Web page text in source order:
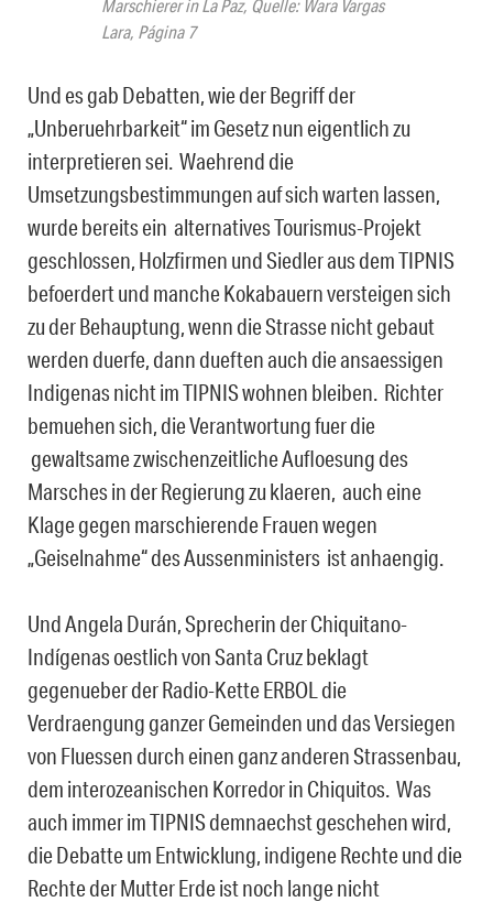
Marschierer in La Paz, Quelle: Wara Vargas
Lara, Página 7
Und es gab Debatten, wie der Begriff der
„Unberuehrbarkeit“ im Gesetz nun eigentlich zu
interpretieren sei. Waehrend die
Umsetzungsbestimmungen auf sich warten lassen,
wurde bereits ein alternatives Tourismus-Projekt
geschlossen, Holzfirmen und Siedler aus dem TIPNIS
befoerdert und manche Kokabauern versteigen sich
zu der Behauptung, wenn die Strasse nicht gebaut
werden duerfe, dann dueften auch die ansaessigen
Indigenas nicht im TIPNIS wohnen bleiben. Richter
bemuehen sich, die Verantwortung fuer die
gewaltsame zwischenzeitliche Aufloesung des
Marsches in der Regierung zu klaeren, auch eine
Klage gegen marschierende Frauen wegen
„Geiselnahme“ des Aussenministers ist anhaengig.
Und Angela Durán, Sprecherin der Chiquitano-
Indígenas oestlich von Santa Cruz beklagt
gegenueber der Radio-Kette ERBOL die
Verdraengung ganzer Gemeinden und das Versiegen
von Fluessen durch einen ganz anderen Strassenbau,
dem interozeanischen Korredor in Chiquitos. Was
auch immer im TIPNIS demnaechst geschehen wird,
die Debatte um Entwicklung, indigene Rechte und die
Rechte der Mutter Erde ist noch lange nicht